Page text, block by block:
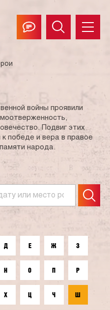
войны проявили
Подвиг этих
победе и вера в правое
народа.
Д Е Ж З
Н О П Р
Х Ц Ч Ш